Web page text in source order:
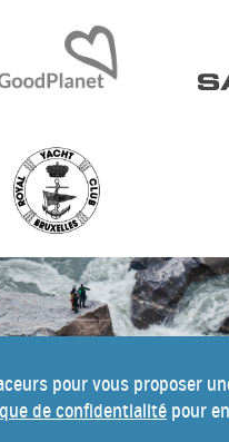
pour vous proposer
de confidentialité pour